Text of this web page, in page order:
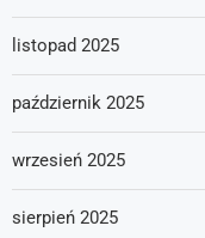
listopad 2025
październik 2025
wrzesień 2025
sierpień 2025